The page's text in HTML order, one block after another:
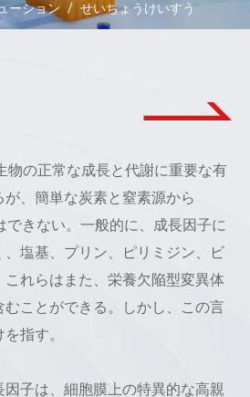
ーション / せいちょうけいすう
物の正常な成長と代謝に重要な有
、簡単な炭素と窒素源から
できない。一般的に、成長因子に
塩基、プリン、ピリミジン、ビ
れらはまた、栄養欠陥型変異体
ことができる。しかし、この言
指す。
因子は、細胞膜上の特異的な高親